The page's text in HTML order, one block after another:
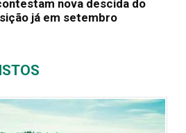
nova descida do
já em setembro